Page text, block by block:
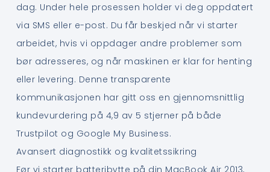
dag. Under hele prosessen holder vi deg oppdatert
via SMS eller e-post. Du får beskjed når vi starter
arbeidet, hvis vi oppdager andre problemer som
bør adresseres, og når maskinen er klar for henting
eller levering. Denne transparente
kommunikasjonen har gitt oss en gjennomsnittlig
kundevurdering på 4,9 av 5 stjerner på både
Trustpilot og Google My Business.
Avansert diagnostikk og kvalitetssikring
Før vi starter batteribytte på din MacBook Air 2013,